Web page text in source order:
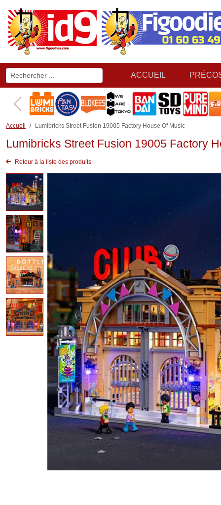
ACCUEIL
Accueil Lumibricks Street Fusion 19005 Factory House Of Music
Lumibricks Street Fusion 19005 Factory
Retour à la liste des produits